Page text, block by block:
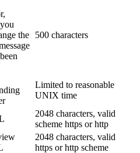
the
500 characters
Limited to reasonable
UNIX time
2048 characters, valid
scheme https or http
2048 characters, valid
https or http scheme